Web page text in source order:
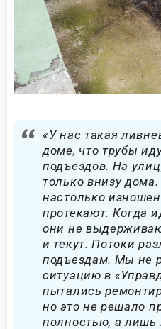
«У нас такая
доме, что трубы
подъездов. На
только внизу
настолько
протекают. Когда
они не
и текут. Потоки
подъездам. Мы не
ситуацию в
пытались
но это не решало
полностью, а лишь